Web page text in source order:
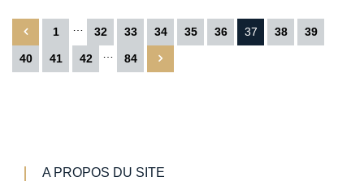
Pagination
des
1 32 33 34 35 36 37 38 39
40 41 42 84
A PROPOS DU SITE